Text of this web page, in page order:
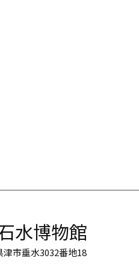
水博物館
市垂水3032番地18